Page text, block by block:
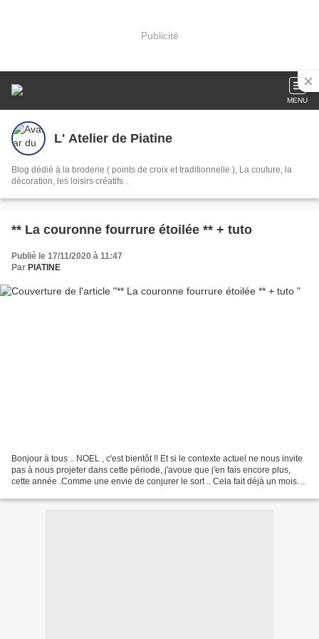
Publicité
MENU
L' Atelier de Piatine
Blog dédié à la broderie ( points de croix et traditionnelle ), La couture, la
décoration, les loisirs créatifs .
** La couronne fourrure étoilée ** + tuto
Publié le 17/11/2020 à 11:47
Par PIATINE
Bonjour à tous .. NOEL , c'est bientôt !! Et si le contexte actuel ne nous invite
pas à nous projeter dans cette période, j'avoue que j'en fais encore plus,
cette année .Comme une envie de conjurer le sort .. Cela fait déjà un mois